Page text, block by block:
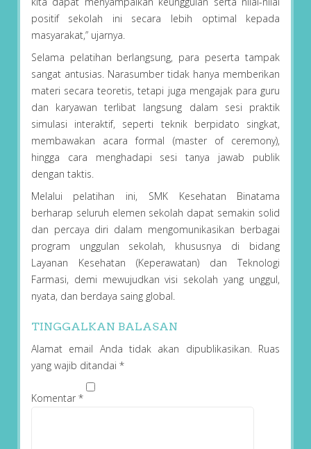
positif sekolah ini secara lebih optimal kepada
masyarakat,” ujarnya.
Selama pelatihan berlangsung, para peserta tampak
sangat antusias. Narasumber tidak hanya memberikan
materi secara teoretis, tetapi juga mengajak para guru
dan karyawan terlibat langsung dalam sesi praktik
simulasi interaktif, seperti teknik berpidato singkat,
membawakan acara formal (master of ceremony),
hingga cara menghadapi sesi tanya jawab publik
dengan taktis.
Melalui pelatihan ini, SMK Kesehatan Binatama
berharap seluruh elemen sekolah dapat semakin solid
dan percaya diri dalam mengomunikasikan berbagai
program unggulan sekolah, khususnya di bidang
Layanan Kesehatan (Keperawatan) dan Teknologi
Farmasi, demi mewujudkan visi sekolah yang unggul,
nyata, dan berdaya saing global.
TINGGALKAN BALASAN
Alamat email Anda tidak akan dipublikasikan. Ruas
yang wajib ditandai *
Komentar *